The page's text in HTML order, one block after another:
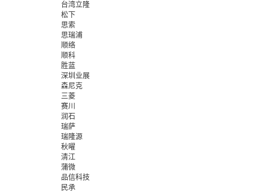
台湾立隆
松下
思索
思瑞浦
顺络
顺科
胜蓝
深圳业展
森尼克
三菱
赛川
润石
瑞萨
瑞隆源
秋曜
清江
蒲微
品信科技
民承